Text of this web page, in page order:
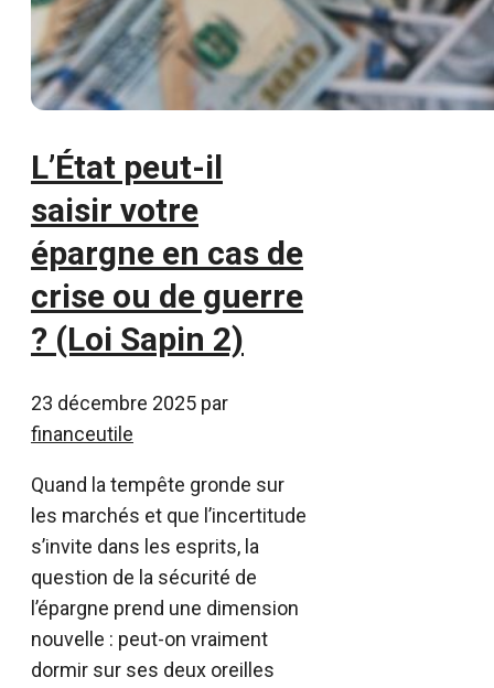
L’État peut-il
saisir votre
épargne en cas de
crise ou de guerre
? (Loi Sapin 2)
23 décembre 2025 par
financeutile
Quand la tempête gronde sur
les marchés et que l’incertitude
s’invite dans les esprits, la
question de la sécurité de
l’épargne prend une dimension
nouvelle : peut-on vraiment
dormir sur ses deux oreilles